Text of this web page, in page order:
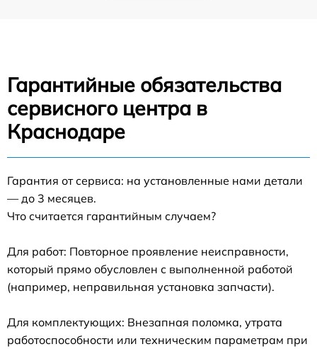
Гарантийные обязательства
сервисного центра в
Краснодаре
Гарантия от сервиса: на установленные нами детали
— до 3 месяцев.
Что считается гарантийным случаем?
Для работ: Повторное проявление неисправности,
который прямо обусловлен с выполненной работой
(например, неправильная установка запчасти).
Для комплектующих: Внезапная поломка, утрата
работоспособности или техническим параметрам при